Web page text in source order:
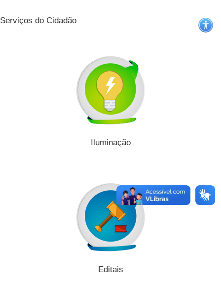
Serviços do Cidadão
Iluminação
Editais